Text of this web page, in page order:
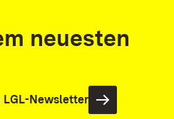
neuesten
Newsletter